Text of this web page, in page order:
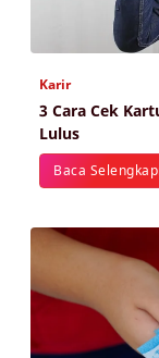
Karir
3 Cara Cek
Lulus
Baca